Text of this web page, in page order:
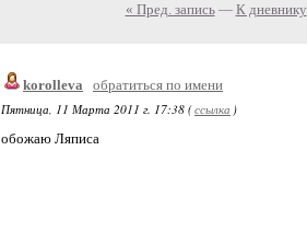
« Пред. запись— К дневнику
korolleva
обратиться по имени
Пятница, 11 Марта 2011 г. 17:38 (ссылка )
обожаю Ляписа